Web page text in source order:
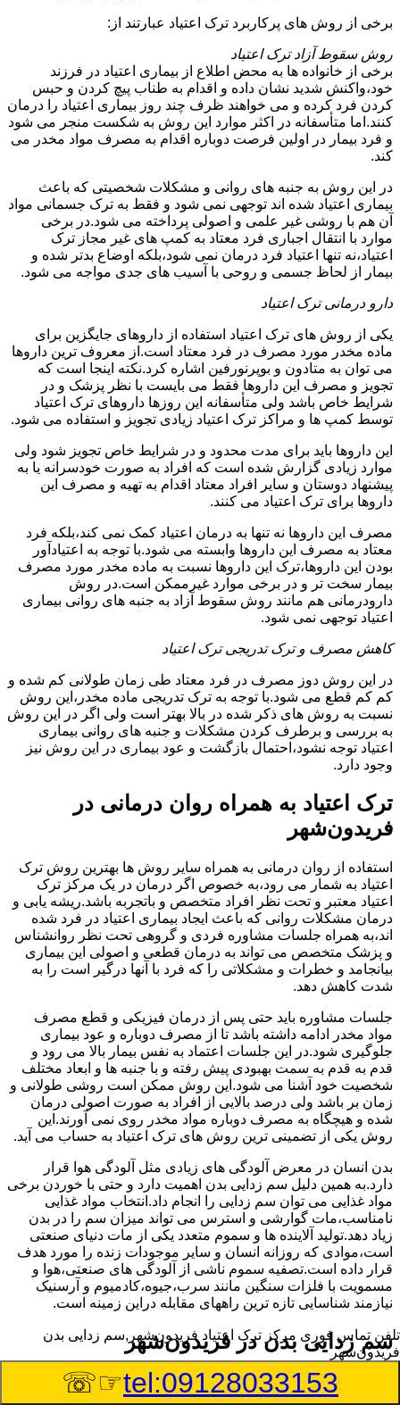
برخی از روش های پرکاربرد ترک اعتیاد عبارتند از:
روش سقوط آزاد ترک اعتیاد
برخی از خانواده ها به محض اطلاع از بیماری اعتیاد در فرزند
خود،واکنش شدید نشان داده و اقدام به طناب پیچ کردن و حبس
کردن فرد کرده و می خواهند ظرف چند روز بیماری اعتیاد را درمان
کنند.اما متأسفانه در اکثر موارد این روش به شکست منجر می شود
و فرد بیمار در اولین فرصت دوباره اقدام به مصرف مواد مخدر می
کند.
در این روش به جنبه های روانی و مشکلات شخصیتی که باعث
بیماری اعتیاد شده اند توجهی نمی شود و فقط به ترک جسمانی مواد
آن هم با روشی غیر علمی و اصولی پرداخته می شود.در برخی
موارد با انتقال اجباری فرد معتاد به کمپ های غیر مجاز ترک
اعتیاد،نه تنها اعتیاد فرد درمان نمی شود،بلکه اوضاع بدتر شده و
بیمار از لحاظ جسمی و روحی با آسیب های جدی مواجه می شود.
دارو درمانی ترک اعتیاد
یکی از روش های ترک اعتیاد استفاده از داروهای جایگزین برای
ماده مخدر مورد مصرف در فرد معتاد است.از معروف ترین داروها
می توان به متادون و بوپرنورفین اشاره کرد.نکته اینجا است که
تجویز و مصرف این داروها فقط می بایست با نظر پزشک و در
شرایط خاص باشد ولی متأسفانه این روزها داروهای ترک اعتیاد
توسط کمپ ها و مراکز ترک اعتیاد زیادی تجویز و استفاده می شود.
این داروها باید برای مدت محدود و در شرایط خاص تجویز شود ولی
موارد زیادی گزارش شده است که افراد به صورت خودسرانه یا به
پیشنهاد دوستان و سایر افراد معتاد اقدام به تهیه و مصرف این
داروها برای ترک اعتیاد می کنند.
مصرف این داروها نه تنها به درمان اعتیاد کمک نمی کند،بلکه فرد
معتاد به مصرف این داروها وابسته می شود.با توجه به اعتیادآور
بودن این داروها،ترک این داروها نسبت به ماده مخدر مورد مصرف
بیمار سخت تر و در برخی موارد غیرممکن است.در روش
دارودرمانی هم مانند روش سقوط آزاد به جنبه های روانی بیماری
اعتیاد توجهی نمی شود.
کاهش مصرف و ترک تدریجی ترک اعتیاد
در این روش دوز مصرف در فرد معتاد طی زمان طولانی کم شده و
کم کم قطع می شود.با توجه به ترک تدریجی ماده مخدر،این روش
نسبت به روش های ذکر شده در بالا بهتر است ولی اگر در این روش
به بررسی و برطرف کردن مشکلات و جنبه های روانی بیماری
اعتیاد توجه نشود،احتمال بازگشت و عود بیماری در این روش نیز
وجود دارد.
ترک اعتیاد به همراه روان درمانی در
فریدون‌شهر
استفاده از روان درمانی به همراه سایر روش ها بهترین روش ترک
اعتیاد به شمار می رود،به خصوص اگر درمان در یک مرکز ترک
اعتیاد معتبر و تحت نظر افراد متخصص و باتجربه باشد.ریشه یابی و
درمان مشکلات روانی که باعث ایجاد بیماری اعتیاد در فرد شده
اند،به همراه جلسات مشاوره فردی و گروهی تحت نظر روانشناس
و پزشک متخصص می تواند به درمان قطعی و اصولی این بیماری
بیانجامد و خطرات و مشکلاتی را که فرد با آنها درگیر است را به
شدت کاهش دهد.
جلسات مشاوره باید حتی پس از درمان فیزیکی و قطع مصرف
مواد مخدر ادامه داشته باشد تا از مصرف دوباره و عود بیماری
جلوگیری شود.در این جلسات اعتماد به نفس بیمار بالا می رود و
قدم به قدم به سمت بهبودی پیش رفته و با جنبه ها و ابعاد مختلف
شخصیت خود آشنا می شود.این روش ممکن است روشی طولانی و
زمان بر باشد ولی درصد بالایی از افراد به صورت اصولی درمان
شده و هیچگاه به مصرف دوباره مواد مخدر روی نمی آورند.این
روش یکی از تضمینی ترین روش های ترک اعتیاد به حساب می آید.
بدن انسان در معرض آلودگی های زیادی مثل آلودگی هوا قرار
دارد.به همین دلیل سم زدایی بدن اهمیت دارد و حتی با خوردن برخی
مواد غذایی می توان سم زدایی را انجام داد.انتخاب مواد غذایی
نامناسب،مات گوارشی و استرس می تواند میزان سم را در بدن
زیاد دهد.تولید آلاینده ها و سموم متعدد یکی از مات دنیای صنعتی
است،موادی که روزانه انسان و سایر موجودات زنده را مورد هدف
قرار داده است.تصفیه سموم ناشی از آلودگی های صنعتی،هوا و
مسمویت با فلزات سنگین مانند سرب،جیوه،کادمیوم و آرسنیک
نیازمند شناسایی تازه ترین راههای مقابله دراین زمینه است.
سم زدایی بدن در فریدون‌شهر
سم از کجا وارد بدن ما می شوند؟ با استفاده از چه روش
هایی می توان این سم مضر را از بدن خارج کرد؟
تلفن تماس فوری مرکز ترک اعتیاد فریدون‌شهر,سم زدایی بدن
فریدون‌شهر
tel:09128033153
☞☏